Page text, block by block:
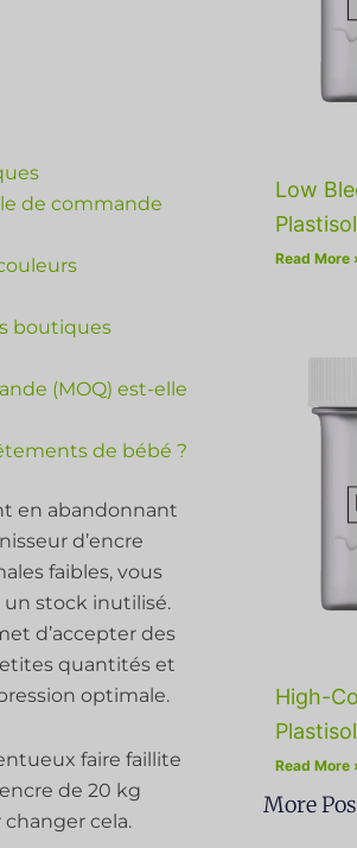
de commande
boutiques
(MOQ) est-elle
de bébé ?
en abandonnant
d’encre
faibles, vous
un stock inutilisé.
d’accepter des
quantités et
optimale.
faire faillite
de 20 kg
cela.
Low
Read More
High-
Read More
More